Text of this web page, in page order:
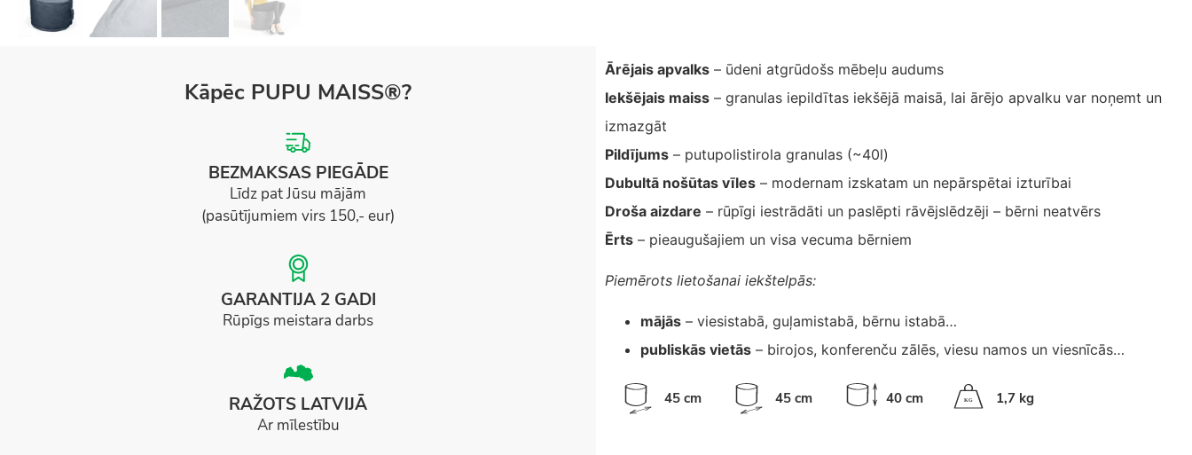
Kāpēc PUPU MAISS®?
BEZMAKSAS PIEGĀDE
Līdz pat Jūsu mājām
(pasūtījumiem virs 150,- eur)
GARANTIJA 2 GADI
Rūpīgs meistara darbs
RAŽOTS LATVIJĀ
Ar mīlestību
Ārējais apvalks – ūdeni atgrūdošs mēbeļu audums
Iekšējais maiss – granulas iepildītas iekšējā maisā, lai ārējo apvalku var noņemt un
izmazgāt
Pildījums – putupolistirola granulas (~40l)
Dubultā nošūtas vīles – modernam izskatam un nepārspētai izturībai
Droša aizdare – rūpīgi iestrādāti un paslēpti rāvējslēdzēji – bērni neatvērs
Ērts – pieaugušajiem un visa vecuma bērniem
Piemērots lietošanai iekštelpās:
mājās – viesistabā, guļamistabā, bērnu istabā…
publiskās vietās – birojos, konferenču zālēs, viesu namos un viesnīcās…
45 cm 45 cm 40 cm KG 1,7 kg